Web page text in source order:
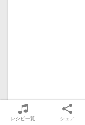
レシピ一覧 シェア